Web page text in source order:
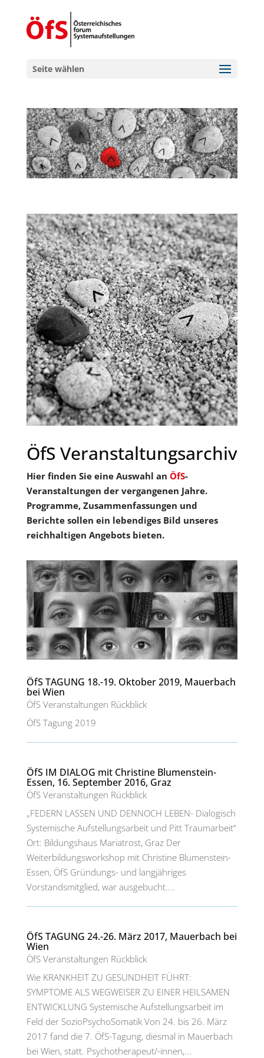
Seite wählen
ÖfS Veranstaltungsarchiv
Hier finden Sie eine Auswahl an ÖfS-
Veranstaltungen der vergangenen Jahre.
Programme, Zusammenfassungen und
Berichte sollen ein lebendiges Bild unseres
reichhaltigen Angebots bieten.
ÖfS TAGUNG 18.-19. Oktober 2019, Mauerbach
bei Wien
ÖfS Veranstaltungen Rückblick
ÖfS Tagung 2019
ÖfS IM DIALOG mit Christine Blumenstein-
Essen, 16. September 2016, Graz
ÖfS Veranstaltungen Rückblick
„FEDERN LASSEN UND DENNOCH LEBEN- Dialogisch
Systemische Aufstellungsarbeit und Pitt Traumarbeit“
Ort: Bildungshaus Mariatrost, Graz Der
Weiterbildungsworkshop mit Christine Blumenstein-
Essen, ÖfS Gründungs- und langjähriges
Vorstandsmitglied, war ausgebucht....
ÖfS TAGUNG 24.-26. März 2017, Mauerbach bei
Wien
ÖfS Veranstaltungen Rückblick
Wie KRANKHEIT ZU GESUNDHEIT FÜHRT:
SYMPTOME ALS WEGWEISER ZU EINER HEILSAMEN
ENTWICKLUNG Systemische Aufstellungsarbeit im
Feld der SozioPsychoSomatik Von 24. bis 26. März
2017 fand die 7. ÖfS-Tagung, diesmal in Mauerbach
bei Wien, statt. Psychotherapeut/-innen,...